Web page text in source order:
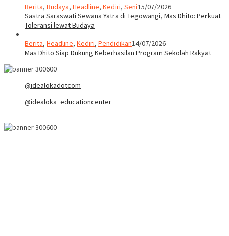
Berita, Budaya, Headline, Kediri, Seni15/07/2026
Sastra Saraswati Sewana Yatra di Tegowangi, Mas Dhito: Perkuat
Toleransi lewat Budaya
Berita, Headline, Kediri, Pendidikan14/07/2026
Mas Dhito Siap Dukung Keberhasilan Program Sekolah Rakyat
@idealokadotcom
@idealoka_educationcenter